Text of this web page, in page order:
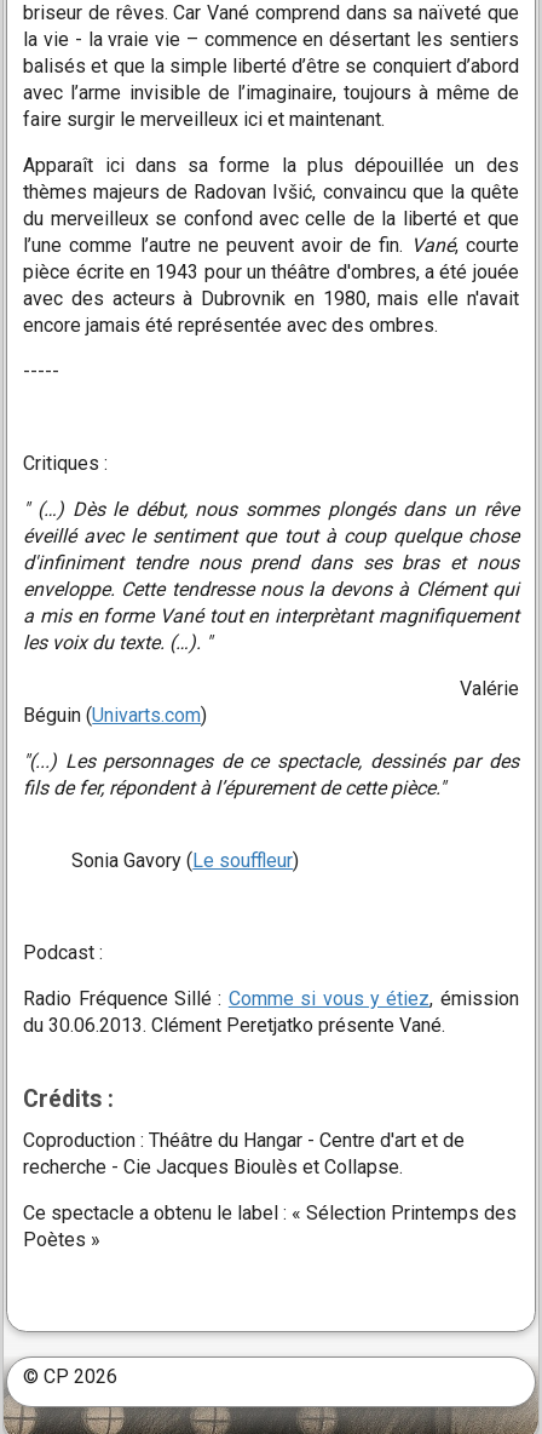
briseur de rêves. Car Vané comprend dans sa naïveté que
la vie - la vraie vie – commence en désertant les sentiers
balisés et que la simple liberté d’être se conquiert d’abord
avec l’arme invisible de l’imaginaire, toujours à même de
faire surgir le merveilleux ici et maintenant.
Apparaît ici dans sa forme la plus dépouillée un des
thèmes majeurs de Radovan Ivšić, convaincu que la quête
du merveilleux se confond avec celle de la liberté et que
l’une comme l’autre ne peuvent avoir de fin. Vané, courte
pièce écrite en 1943 pour un théâtre d'ombres, a été jouée
avec des acteurs à Dubrovnik en 1980, mais elle n'avait
encore jamais été représentée avec des ombres.
-----
Critiques :
" (…) Dès le début, nous sommes plongés dans un rêve
éveillé avec le sentiment que tout à coup quelque chose
d'infiniment tendre nous prend dans ses bras et nous
enveloppe. Cette tendresse nous la devons à Clément qui
a mis en forme Vané tout en interprètant magnifiquement
les voix du texte. (…). "
Valérie
Béguin (Univarts.com)
"(...) Les personnages de ce spectacle, dessinés par des
fils de fer, répondent à l’épurement de cette pièce."
Sonia Gavory ( Le souffleur)
Podcast :
Radio Fréquence Sillé : Comme si vous y étiez, émission
du 30.06.2013. Clément Peretjatko présente Vané.
Crédits :
Coproduction : Théâtre du Hangar - Centre d'art et de
recherche - Cie Jacques Bioulès et Collapse.
Ce spectacle a obtenu le label : « Sélection Printemps des
Poètes »
© CP 2026